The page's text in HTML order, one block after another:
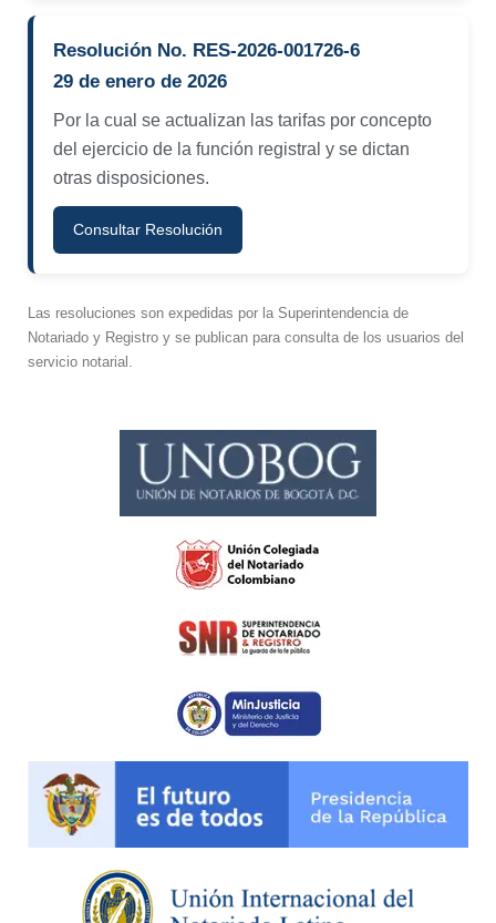
Resolución No. RES-2026-001726-6
29 de enero de 2026
Por la cual se actualizan las tarifas por concepto
del ejercicio de la función registral y se dictan
otras disposiciones.
Consultar Resolución
Las resoluciones son expedidas por la Superintendencia de
Notariado y Registro y se publican para consulta de los usuarios del
servicio notarial.